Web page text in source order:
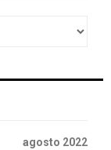
agosto 2022